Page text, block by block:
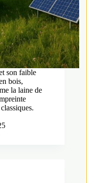
son faible
bois,
la laine de